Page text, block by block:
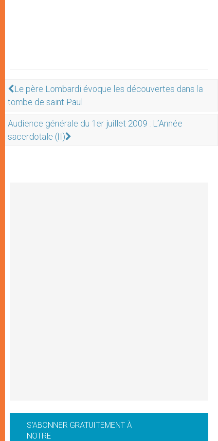
Le père Lombardi évoque les découvertes dans la
tombe de saint Paul
Audience générale du 1er juillet 2009 : L’Année
sacerdotale (II)
S'ABONNER GRATUITEMENT À
NOTRE